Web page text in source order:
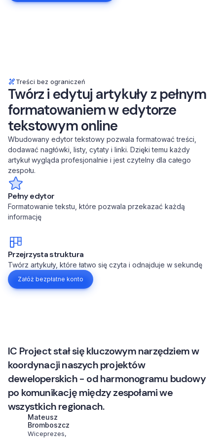
Treści bez ograniczeń
Twórz i edytuj artykuły z pełnym
formatowaniem w edytorze
tekstowym online
Wbudowany edytor tekstowy pozwala formatować treści,
dodawać nagłówki, listy, cytaty i linki. Dzięki temu każdy
artykuł wygląda profesjonalnie i jest czytelny dla całego
zespołu.
Pełny edytor
Formatowanie tekstu, które pozwala przekazać każdą
informację
Przejrzysta struktura
Twórz artykuły, które łatwo się czyta i odnajduje w sekundę
Załóż bezpłatne konto
IC Project stał się kluczowym narzędziem w
koordynacji naszych projektów
deweloperskich - od harmonogramu budowy
po komunikację między zespołami we
wszystkich regionach.
Mateusz
Bromboszcz
Wiceprezes,